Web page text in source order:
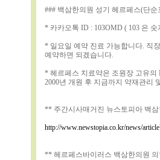
### 백삼한의원 성기 헤르페스(단
* 카카오톡 ID : 103OMD ( 103 은
* 일요일 예약 진료 가능합니다. 직
예약하면 되겠습니다.
* 헤르페스 치료약은 조원장 고유의
2000년 개원 후 지금까지 약재관리
** 주간시사매거진 뉴스토피아 백
http://www.newstopia.co.kr/news/
** 헤르페스바이러스 백삼한의원